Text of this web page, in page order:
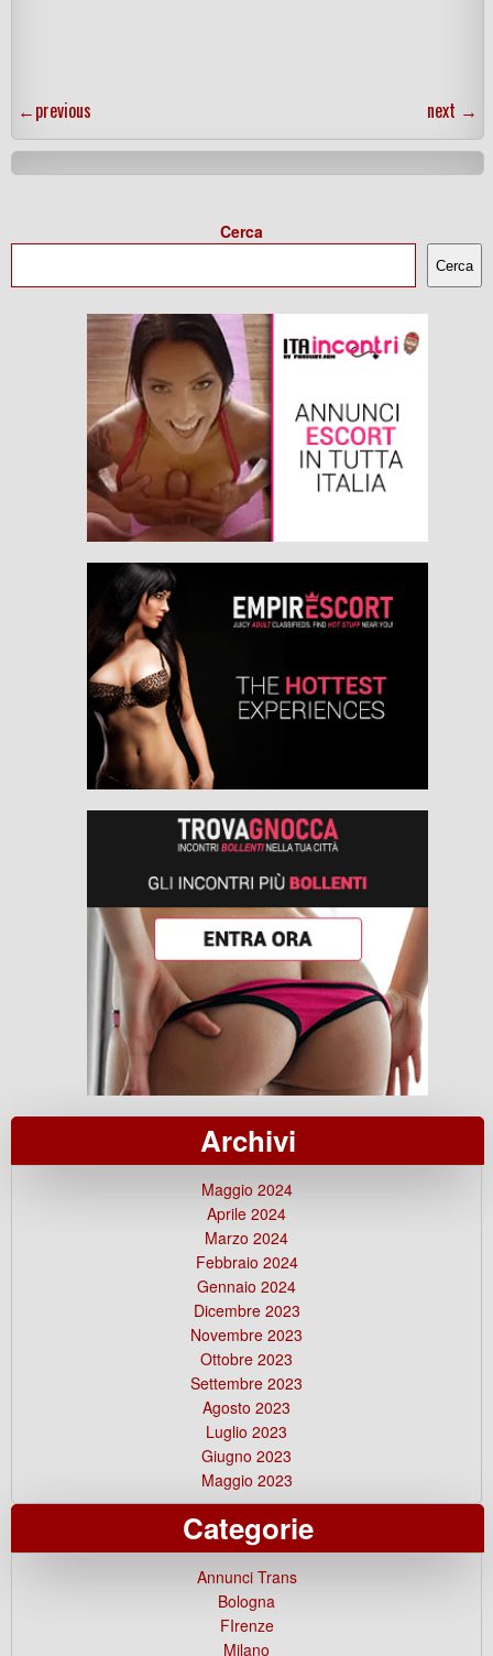
←previous next →
Cerca
Cerca
Archivi
Maggio 2024
Aprile 2024
Marzo 2024
Febbraio 2024
Gennaio 2024
Dicembre 2023
Novembre 2023
Ottobre 2023
Settembre 2023
Agosto 2023
Luglio 2023
Giugno 2023
Maggio 2023
Categorie
Annunci Trans
Bologna
FIrenze
Milano